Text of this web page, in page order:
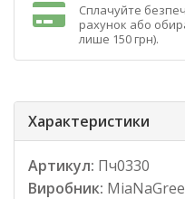
Сплачуйте
рахунок або
лише 150 грн).
Характеристики
Артикул: Пч0330
Виробник: